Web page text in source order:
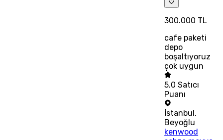
300.000 TL
cafe paketi
depo
boşaltıyoruz
çok uygun
5.0 Satıcı
Puanı
İstanbul,
Beyoğlu
kenwood